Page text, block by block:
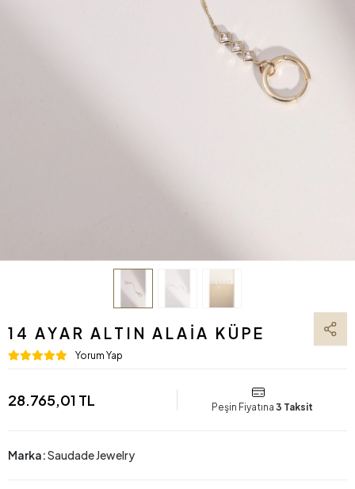
14 AYAR ALTIN ALAIA KÜPE
Yorum Yap
28.765,01 TL Peşin Fiyatına 3 Taksit
Marka:Saudade Jewelry